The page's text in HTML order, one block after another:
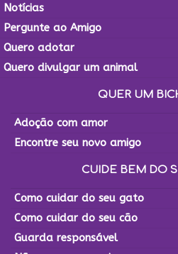
Notícias
Pergunte ao Amigo
Quero adotar
Quero divulgar um animal
QUER UM
Adoção com amor
Encontre seu novo amigo
CUIDE BEM DO
Como cuidar do seu gato
Como cuidar do seu cão
Guarda responsável